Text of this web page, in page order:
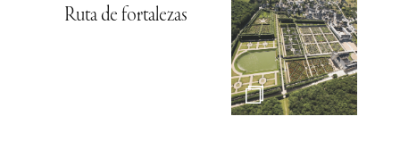
Ruta de fortalezas